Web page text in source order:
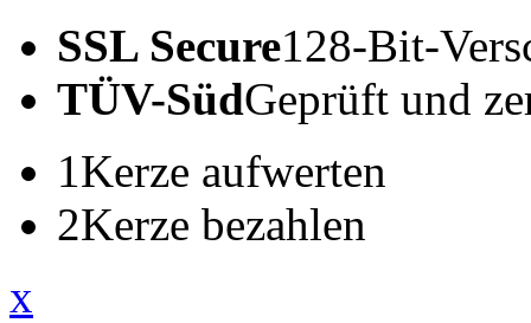
SSL Secure128-Bit-
TÜV-SüdGeprüft und
1Kerze aufwerten
2Kerze bezahlen
x